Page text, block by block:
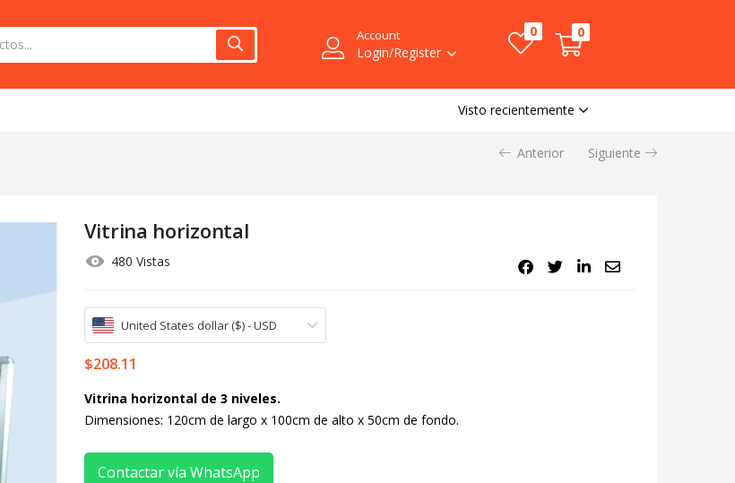
Account
Login/Register
0 0
Visto recientemente
Anterior Siguiente
Vitrina horizontal
480 Vistas
United States dollar ($) - USD
$208.11
Vitrina horizontal de 3 niveles.
Dimensiones: 120cm de largo x 100cm de alto x 50cm de fondo.
Contactar vía WhatsApp